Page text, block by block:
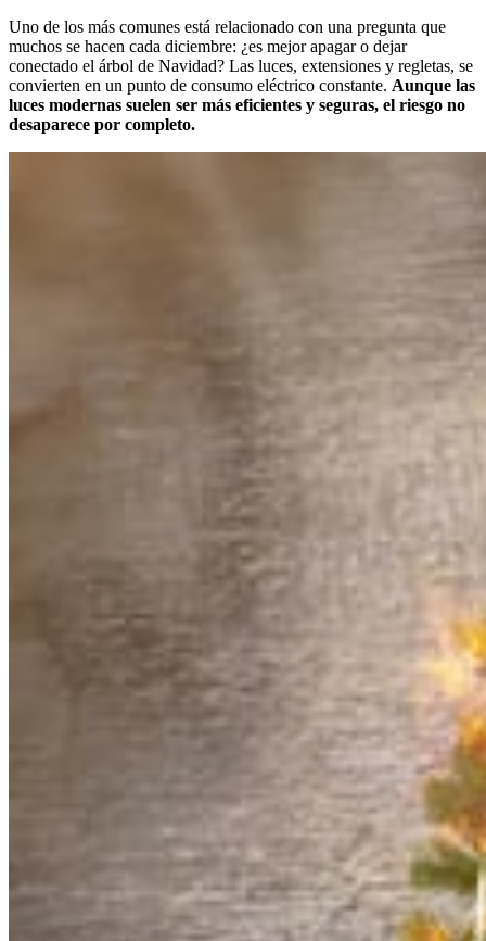
Uno de los más comunes está relacionado con una pregunta que
muchos se hacen cada diciembre: ¿es mejor apagar o dejar
conectado el árbol de Navidad? Las luces, extensiones y regletas, se
convierten en un punto de consumo eléctrico constante. Aunque las
luces modernas suelen ser más eficientes y seguras, el riesgo no
desaparece por completo.